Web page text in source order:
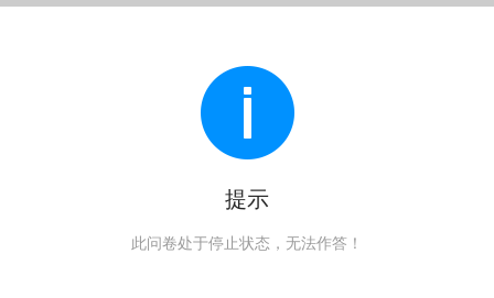
提示
此问卷处于停止状态，无法作答！